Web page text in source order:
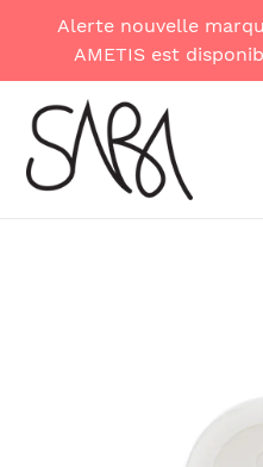
Alerte nouvelle
AMETIS est